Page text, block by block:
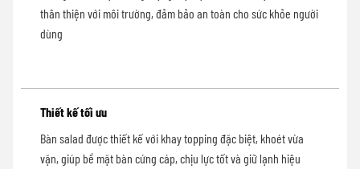
thân thiện với môi trường, đảm bảo an toàn cho sức khỏe người
dùng
Thiết kế tối ưu
Bàn salad được thiết kế với khay topping đặc biệt, khoét vừa
vặn, giúp bề mặt bàn cứng cáp, chịu lực tốt và giữ lạnh hiệu